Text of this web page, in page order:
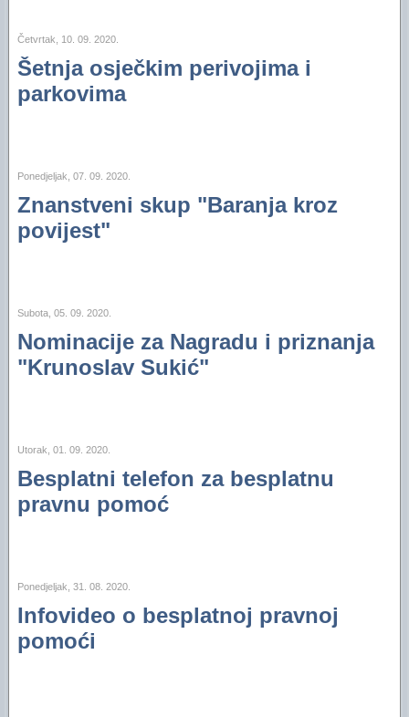
Četvrtak, 10. 09. 2020.
Šetnja osječkim perivojima i
parkovima
Ponedjeljak, 07. 09. 2020.
Znanstveni skup "Baranja kroz
povijest"
Subota, 05. 09. 2020.
Nominacije za Nagradu i priznanja
"Krunoslav Sukić"
Utorak, 01. 09. 2020.
Besplatni telefon za besplatnu
pravnu pomoć
Ponedjeljak, 31. 08. 2020.
Infovideo o besplatnoj pravnoj
pomoći